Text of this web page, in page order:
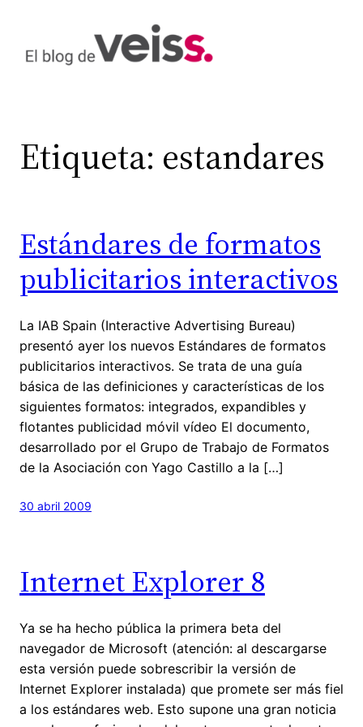
contenido
Etiqueta: estandares
Estándares de formatos
publicitarios interactivos
La IAB Spain (Interactive Advertising Bureau)
presentó ayer los nuevos Estándares de formatos
publicitarios interactivos. Se trata de una guía
básica de las definiciones y características de los
siguientes formatos: integrados, expandibles y
flotantes publicidad móvil vídeo El documento,
desarrollado por el Grupo de Trabajo de Formatos
de la Asociación con Yago Castillo a la […]
30 abril 2009
Internet Explorer 8
Ya se ha hecho pública la primera beta del
navegador de Microsoft (atención: al descargarse
esta versión puede sobrescribir la versión de
Internet Explorer instalada) que promete ser más fiel
a los estándares web. Esto supone una gran noticia